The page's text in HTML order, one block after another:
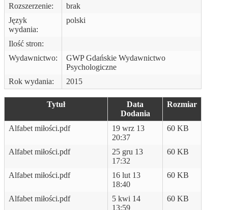
Rozszerzenie:
brak
Język
wydania:
polski
Ilość stron:
Wydawnictwo:
GWP Gdańskie Wydawnictwo
Psychologiczne
Rok wydania:
2015
Tytuł
Data
Dodania
Rozmiar
Alfabet miłości.pdf
19 wrz 13
20:37
60 KB
Alfabet miłości.pdf
25 gru 13
17:32
60 KB
Alfabet miłości.pdf
16 lut 13
18:40
60 KB
Alfabet miłości.pdf
5 kwi 14
13:59
60 KB